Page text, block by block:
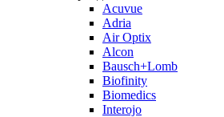
Acuvue
Adria
Air Optix
Alcon
Bausch+Lomb
Biofinity
Biomedics
Interojo